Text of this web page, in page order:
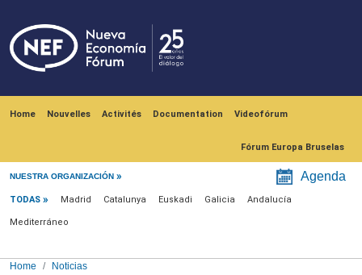
Home Nouvelles Activités Documentation Videofórum
Fórum Europa Bruselas
NUESTRA ORGANIZACIÓN Agenda
Menú noticias
TODAS Madrid Catalunya Euskadi Galicia Andalucía
Mediterráneo
Home Noticias